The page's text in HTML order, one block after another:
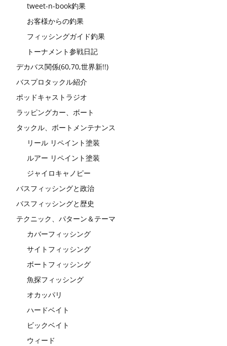
tweet-n-book釣果
お客様からの釣果
フィッシングガイド釣果
トーナメント参戦日記
デカバス関係(60,70,世界新!!)
バスプロタックル紹介
ポッドキャストラジオ
ラッピングカー、ボート
タックル、ボートメンテナンス
リール リペイント塗装
ルアー リペイント塗装
ジャイロキャノピー
バスフィッシングと政治
バスフィッシングと歴史
テクニック、パターン＆テーマ
カバーフィッシング
サイトフィッシング
ボートフィッシング
魚探フィッシング
オカッパリ
ハードベイト
ビックベイト
ウィード